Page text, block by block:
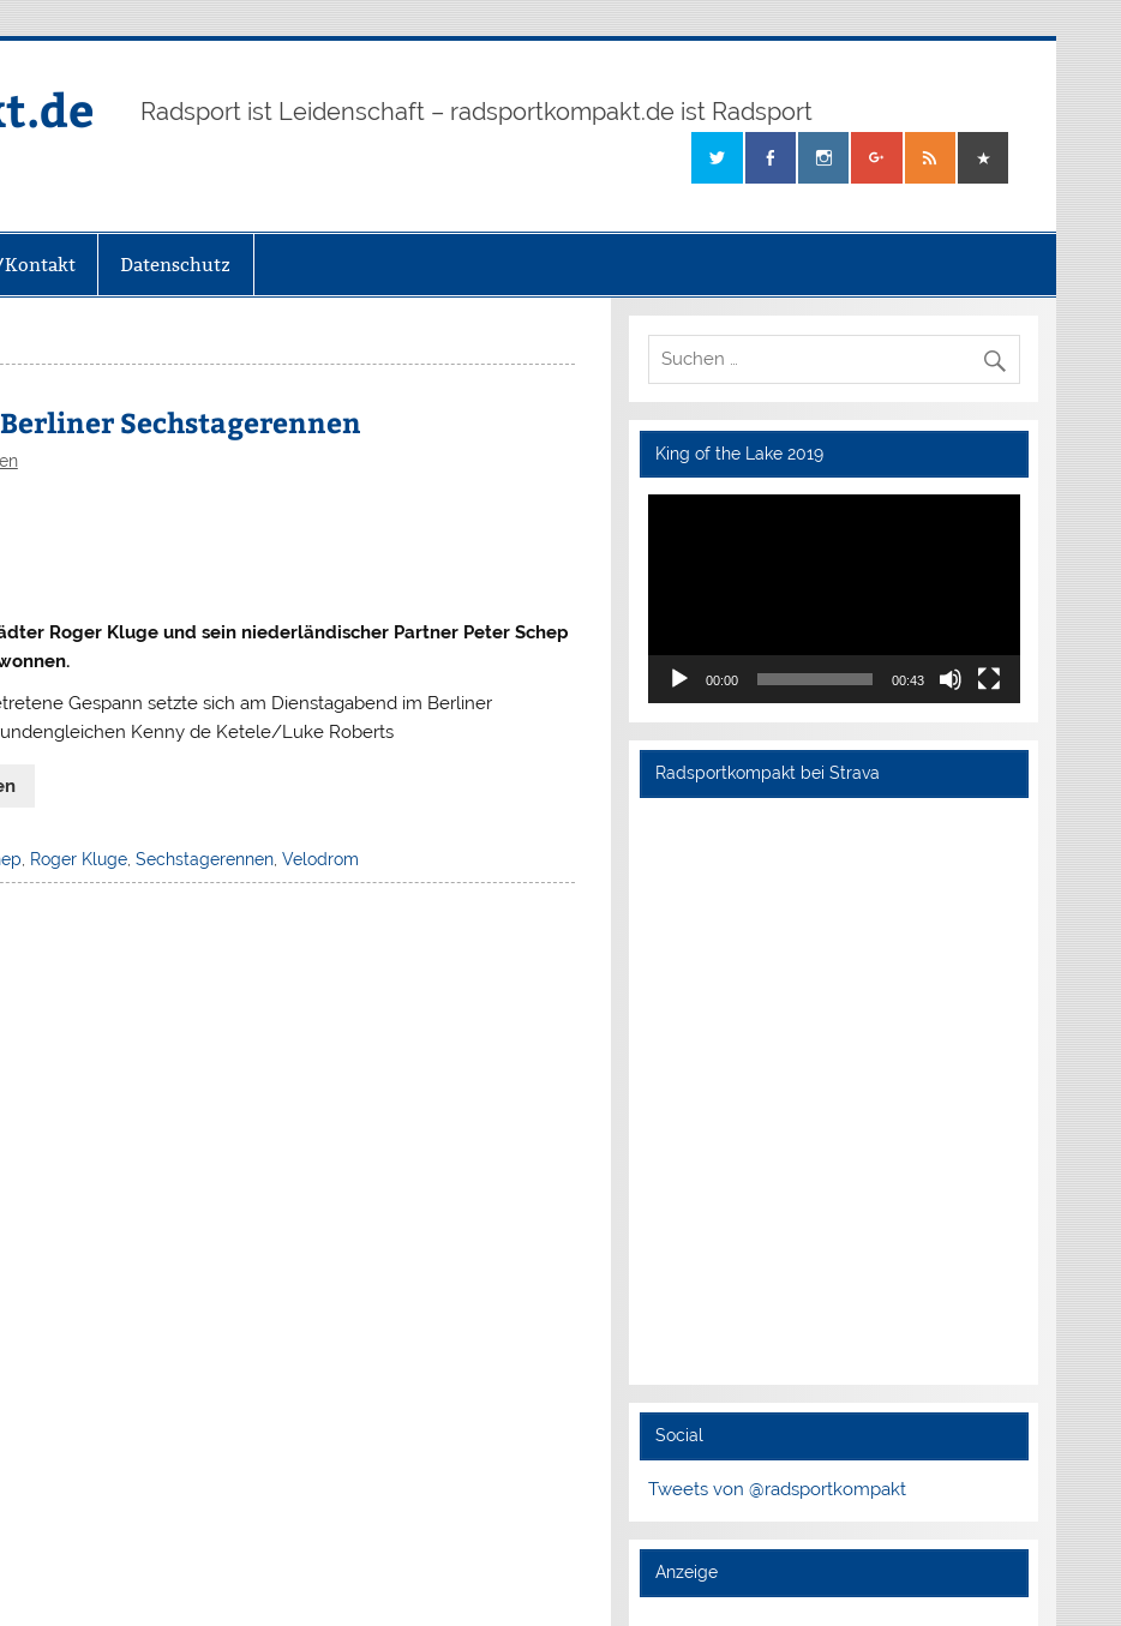
Radsport ist Leidenschaft – radsportkompakt.de ist Radsport
Datenschutz
Sechstagerennen
Roger Kluge und sein niederländischer Partner Peter Schep
Gespann setzte sich am Dienstagabend im Berliner
Kenny de Ketele/Luke Roberts
Roger Kluge, Sechstagerennen, Velodrom
King of the Lake 2019
Video-
00:00 00:43
Radsportkompakt bei Strava
Social
Tweets von @radsportkompakt
Anzeige